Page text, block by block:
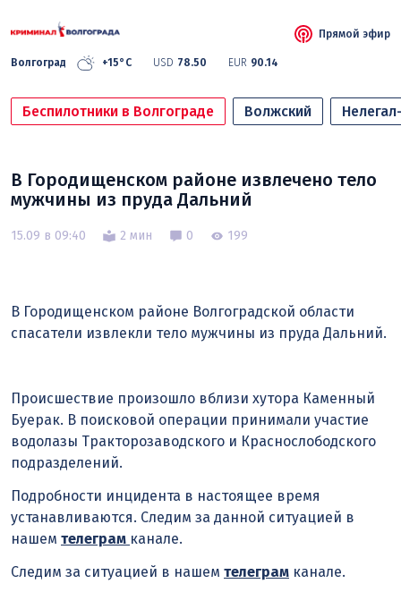
Волгоград +15°C USD 78.50 EUR 90.14
Прямой эфир
Беспилотники в Волгограде Волжский
В Городищенском районе извлечено тело
мужчины из пруда Дальний
15.09 в 09:40 2 мин 0 199
В Городищенском районе Волгоградской области
спасатели извлекли тело мужчины из пруда Дальний.
Происшествие произошло вблизи хутора Каменный
Буерак. В поисковой операции принимали участие
водолазы Тракторозаводского и Краснослободского
подразделений.
Подробности инцидента в настоящее время
устанавливаются. Следим за данной ситуацией в
нашем телеграм канале.
Следим за ситуацией в нашем телеграм канале.